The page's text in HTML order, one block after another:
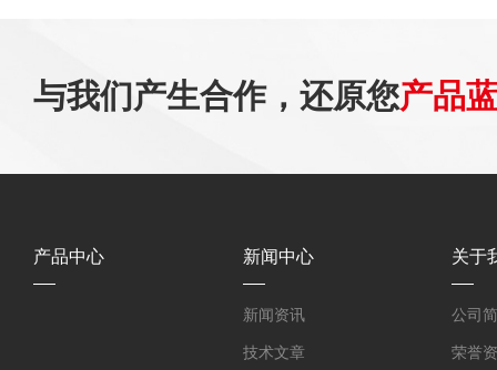
与我们产生合作，还原您产品
产品中心 新闻中心
新闻资讯
技术文章
关于
公司
荣誉